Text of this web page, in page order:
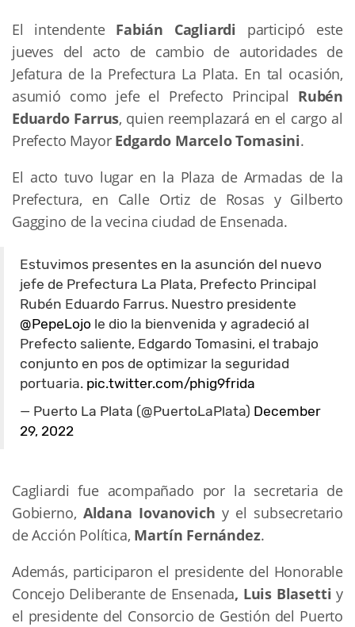
El intendente Fabián Cagliardi participó este
jueves del acto de cambio de autoridades de
Jefatura de la Prefectura La Plata. En tal ocasión,
asumió como jefe el Prefecto Principal Rubén
Eduardo Farrus, quien reemplazará en el cargo al
Prefecto Mayor Edgardo Marcelo Tomasini.
El acto tuvo lugar en la Plaza de Armadas de la
Prefectura, en Calle Ortiz de Rosas y Gilberto
Gaggino de la vecina ciudad de Ensenada.
Estuvimos presentes en la asunción del nuevo
jefe de Prefectura La Plata, Prefecto Principal
Rubén Eduardo Farrus. Nuestro presidente
@PepeLojo le dio la bienvenida y agradeció al
Prefecto saliente, Edgardo Tomasini, el trabajo
conjunto en pos de optimizar la seguridad
portuaria. pic.twitter.com/phig9frida
— Puerto La Plata (@PuertoLaPlata) December
29, 2022
Cagliardi fue acompañado por la secretaria de
Gobierno, Aldana Iovanovich y el subsecretario
de Acción Política, Martín Fernández.
Además, participaron el presidente del Honorable
Concejo Deliberante de Ensenada, Luis Blasetti y
el presidente del Consorcio de Gestión del Puerto